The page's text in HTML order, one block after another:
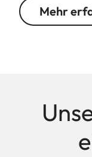
Mehr